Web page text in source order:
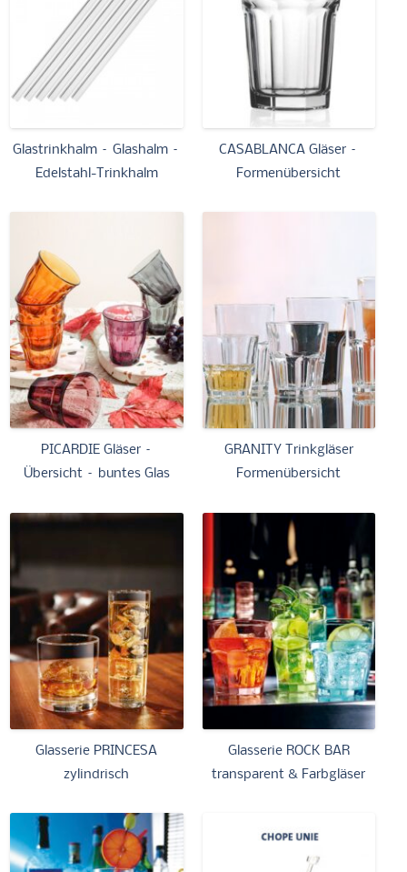
Glastrinkhalm – Glashalm –
Edelstahl-Trinkhalm
CASABLANCA Gläser –
Formenübersicht
PICARDIE Gläser –
Übersicht – buntes Glas
GRANITY Trinkgläser
Formenübersicht
Glasserie PRINCESA
zylindrisch
Glasserie ROCK BAR
transparent & Farbgläser